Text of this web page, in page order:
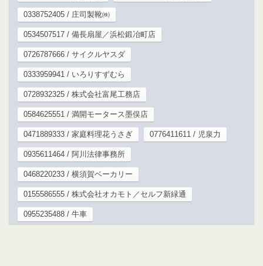
0338752405 / 庄司製靴㈱
0534507517 / 備長扇屋／浜松鍛冶町店
0726787666 / サイクルヤスダ
0333959941 / いろりすずむら
0728932325 / 株式会社富尾工務店
0584625551 / 満開モータース墨俣店
0471889333 / 家庭料理花うさぎ 0776411611 / 児泉力
0935611464 / 阿川法律事務所
0468220233 / 横須賀ベーカリー
0155586555 / 株式会社オカモト／セルフ新緑通
0955235488 / 牛車